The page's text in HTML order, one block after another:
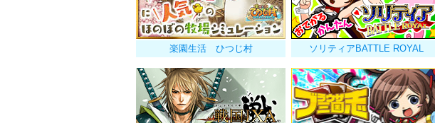
楽園生活 ひつじ村 ソリティアBATTLE ROYAL